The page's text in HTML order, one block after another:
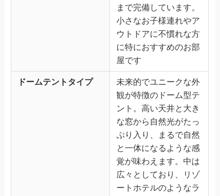
まで完備しています。
小さなお子様連れやア
ウトドアに不慣れな方
に特におすすめのお部
屋です
ドームテントタイプ
未来的でユニークな外
観が特徴のドーム型テ
ント。高い天井と大き
な窓から自然光がたっ
ぷり入り、まるで自然
と一体になるような感
覚が味わえます。中は
広々としており、リゾ
ートホテルのようなラ